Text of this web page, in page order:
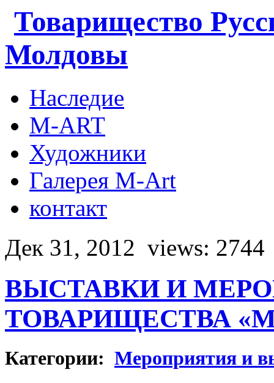
Товарищество
Молдовы
Наследие
M-ART
Художники
Галерея M-Art
контакт
Дек 31, 2012 views: 2744
ВЫСТАВКИ И
ТОВАРИЩЕСТВА «М-
Категории: Мероприятия и